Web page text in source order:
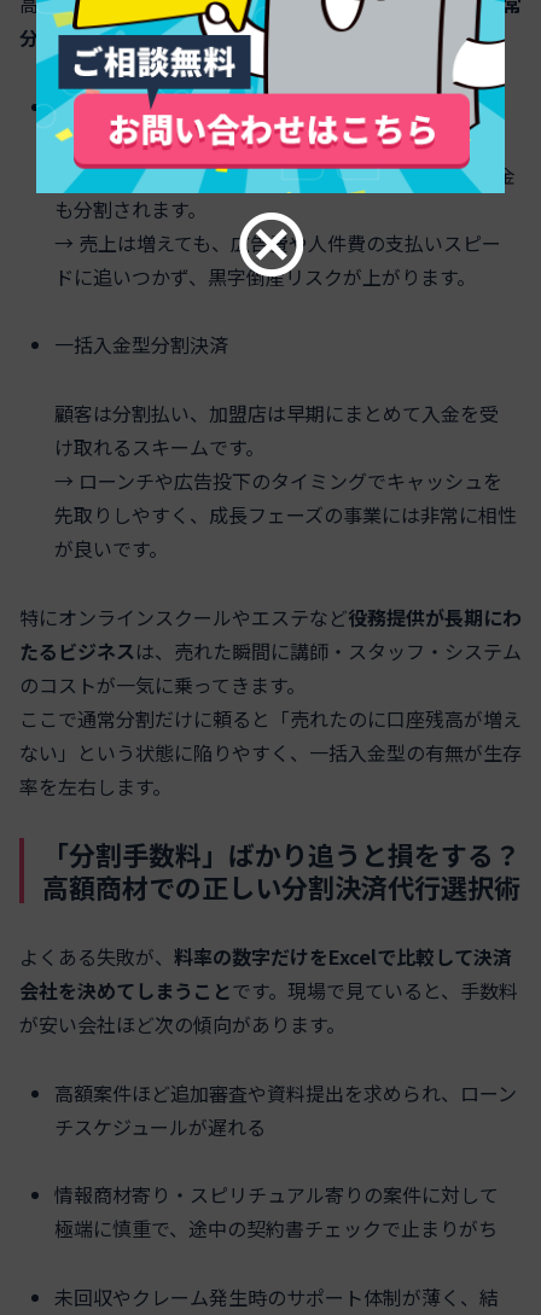
分割かという違いです。
通常分割
顧客が毎月支払うのと同じペースで、加盟店への入金
も分割されます。
→ 売上は増えても、広告費や人件費の支払いスピー
ドに追いつかず、黒字倒産リスクが上がります。
一括入金型分割決済
顧客は分割払い、加盟店は早期にまとめて入金を受
け取れるスキームです。
→ ローンチや広告投下のタイミングでキャッシュを
先取りしやすく、成長フェーズの事業には非常に相性
が良いです。
特にオンラインスクールやエステなど役務提供が長期にわ
たるビジネスは、売れた瞬間に講師・スタッフ・システム
のコストが一気に乗ってきます。
ここで通常分割だけに頼ると「売れたのに口座残高が増え
ない」という状態に陥りやすく、一括入金型の有無が生存
率を左右します。
「分割手数料」ばかり追うと損をする？
高額商材での正しい分割決済代行選択術
よくある失敗が、 料率の数字だけをExcelで比較して決済
会社を決めてしまうことです。現場で見ていると、手数料
が安い会社ほど次の傾向があります。
高額案件ほど追加審査や資料提出を求められ、ローン
チスケジュールが遅れる
情報商材寄り・スピリチュアル寄りの案件に対して
極端に慎重で、途中の契約書チェックで止まりがち
未回収やクレーム発生時のサポート体制が薄く、結